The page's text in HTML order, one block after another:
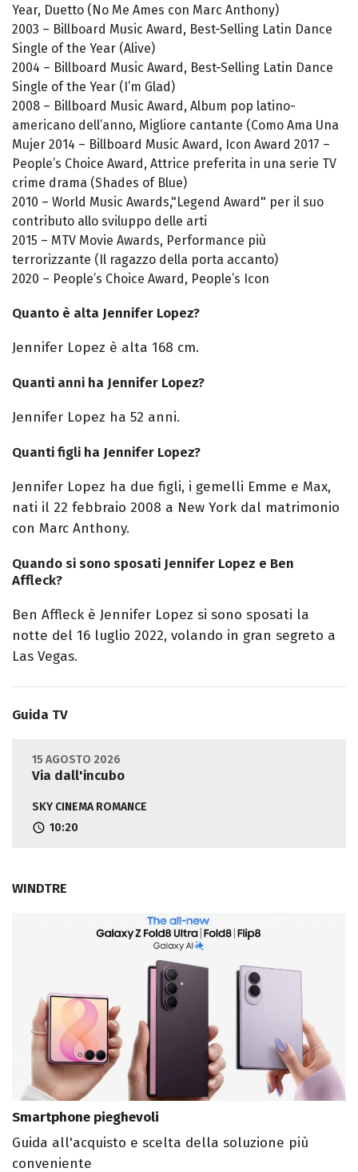
Year, Duetto (No Me Ames con Marc Anthony)
2003 – Billboard Music Award, Best-Selling Latin Dance
Single of the Year (Alive)
2004 – Billboard Music Award, Best-Selling Latin Dance
Single of the Year (I’m Glad)
2008 – Billboard Music Award, Album pop latino-
americano dell’anno, Migliore cantante (Como Ama Una
Mujer 2014 – Billboard Music Award, Icon Award 2017 –
People’s Choice Award, Attrice preferita in una serie TV
crime drama (Shades of Blue)
2010 – World Music Awards,"Legend Award" per il suo
contributo allo sviluppo delle arti
2015 – MTV Movie Awards, Performance più
terrorizzante (Il ragazzo della porta accanto)
2020 – People’s Choice Award, People’s Icon
Quanto è alta Jennifer Lopez?
Jennifer Lopez è alta 168 cm.
Quanti anni ha Jennifer Lopez?
Jennifer Lopez ha 52 anni.
Quanti figli ha Jennifer Lopez?
Jennifer Lopez ha due figli, i gemelli Emme e Max,
nati il 22 febbraio 2008 a New York dal matrimonio
con Marc Anthony.
Quando si sono sposati Jennifer Lopez e Ben
Affleck?
Ben Affleck è Jennifer Lopez si sono sposati la
notte del 16 luglio 2022, volando in gran segreto a
Las Vegas.
Guida TV
15 AGOSTO 2026
Via dall'incubo
SKY CINEMA ROMANCE
10:20
WINDTRE
Smartphone pieghevoli
Guida all'acquisto e scelta della soluzione più
conveniente